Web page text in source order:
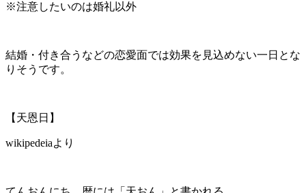
※注意したいのは婚礼以外
結婚・付き合うなどの恋愛面では効果を見込めない一日とな
りそうです。
【天恩日】
wikipedeiaより